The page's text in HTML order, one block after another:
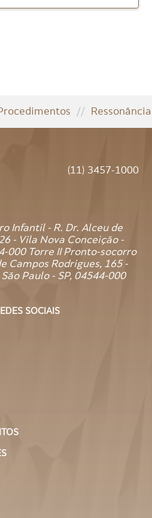
//
(11) 3457-1000
Infantil - R. Dr. Alceu de
- Vila Nova Conceição -
000 Torre II Pronto-socorro
Campos Rodrigues, 165 -
Paulo - SP, 04544-000
SOCIAIS